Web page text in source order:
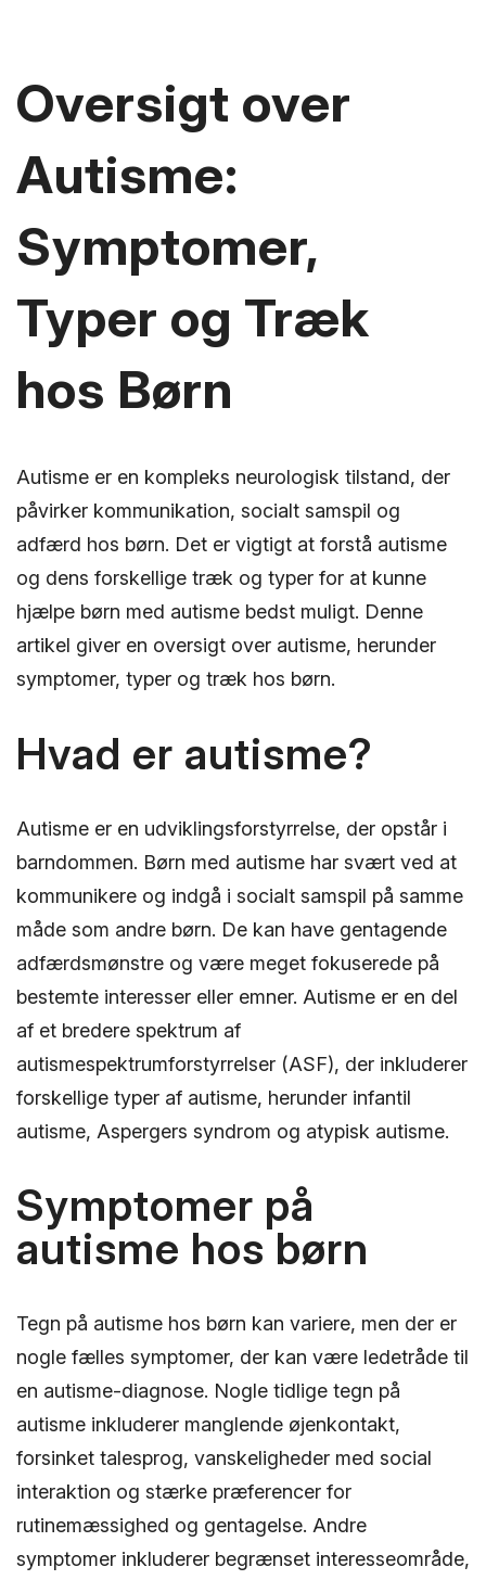
Oversigt over
Autisme:
Symptomer,
Typer og Træk
hos Børn
Autisme er en kompleks neurologisk tilstand, der
påvirker kommunikation, socialt samspil og
adfærd hos børn. Det er vigtigt at forstå autisme
og dens forskellige træk og typer for at kunne
hjælpe børn med autisme bedst muligt. Denne
artikel giver en oversigt over autisme, herunder
symptomer, typer og træk hos børn.
Hvad er autisme?
Autisme er en udviklingsforstyrrelse, der opstår i
barndommen. Børn med autisme har svært ved at
kommunikere og indgå i socialt samspil på samme
måde som andre børn. De kan have gentagende
adfærdsmønstre og være meget fokuserede på
bestemte interesser eller emner. Autisme er en del
af et bredere spektrum af
autismespektrumforstyrrelser (ASF), der inkluderer
forskellige typer af autisme, herunder infantil
autisme, Aspergers syndrom og atypisk autisme.
Symptomer på
autisme hos børn
Tegn på autisme hos børn kan variere, men der er
nogle fælles symptomer, der kan være ledetråde til
en autisme-diagnose. Nogle tidlige tegn på
autisme inkluderer manglende øjenkontakt,
forsinket talesprog, vanskeligheder med social
interaktion og stærke præferencer for
rutinemæssighed og gentagelse. Andre
symptomer inkluderer begrænset interesseområde,